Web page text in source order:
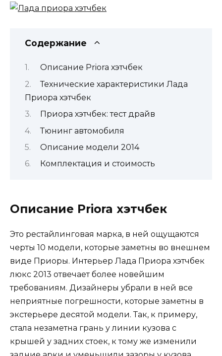
Содержание
Описание Priora хэтчбек
Технические характеристики Лада
Приора хэтчбек
Приора хэтчбек: тест драйв
Тюнинг автомобиля
Описание модели 2014
Комплектация и стоимость
Описание Priora хэтчбек
Это рестайлинговая марка, в ней ощущаются
черты 10 модели, которые заметны во внешнем
виде Приоры. Интерьер Лада Приора хэтчбек
люкс 2013 отвечает более новейшим
требованиям. Дизайнеры убрали в ней все
неприятные погрешности, которые заметны в
экстерьере десятой модели. Так, к примеру,
стала незаметна грань у линии кузова с
крышей у задних стоек, к тому же изменили